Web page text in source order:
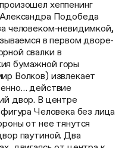
хеппенинг
Подобеда
человеком-невидимкой,
в первом дворе-
свалки в
бумажной горы
Волков) извлекает
действие
двор. В центре
Человека без лица
от нее тянутся
паутиной. Два